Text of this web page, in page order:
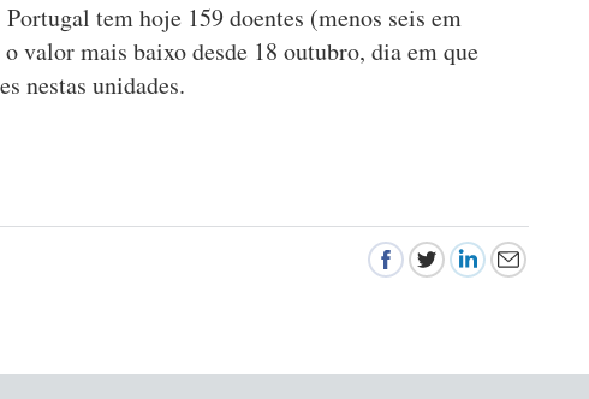
tem hoje 159 doentes (menos seis em
valor mais baixo desde 18 outubro, dia em que
nestas unidades.